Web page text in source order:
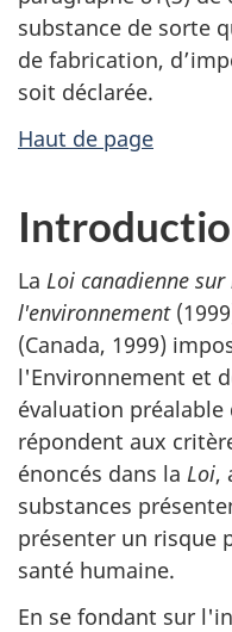
substance de sorte
de fabrication,
soit déclarée.
Haut de page
La Loi canadienne
l'environnement
(Canada, 1999)
l'Environnement et
évaluation préalable
répondent aux
énoncés dans la Loi,
substances
présenter un risque
santé humaine.
En se fondant sur